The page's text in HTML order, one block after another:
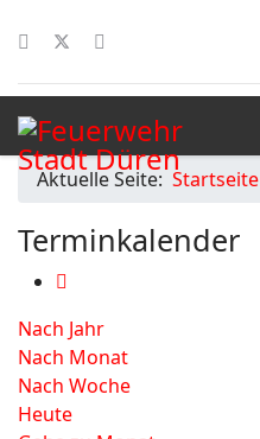
Aktuelle Seite: Startseite
Terminkalender
Nach Jahr
Nach Monat
Nach Woche
Heute